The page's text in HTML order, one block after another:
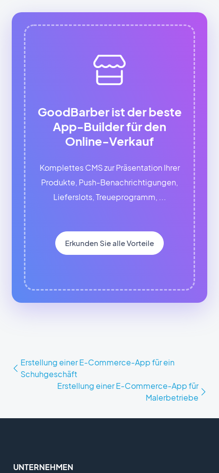
GoodBarber ist der beste
App-Builder für den
Online-Verkauf
Komplettes CMS zur Präsentation Ihrer
Produkte, Push-Benachrichtigungen,
Lieferslots, Treueprogramm, ...
Erkunden Sie alle Vorteile
Erstellung einer E-Commerce-App für ein
Schuhgeschäft
Erstellung einer E-Commerce-App für
Malerbetriebe
UNTERNEHMEN